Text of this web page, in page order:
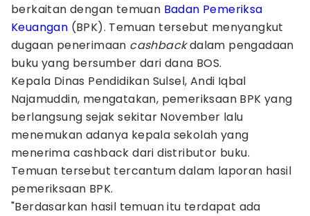
berkaitan dengan temuan Badan Pemeriksa
Keuangan (BPK). Temuan tersebut menyangkut
dugaan penerimaan cashbackdalam pengadaan
buku yang bersumber dari dana BOS.
Kepala Dinas Pendidikan Sulsel, Andi Iqbal
Najamuddin, mengatakan, pemeriksaan BPK yang
berlangsung sejak sekitar November lalu
menemukan adanya kepala sekolah yang
menerima cashback dari distributor buku.
Temuan tersebut tercantum dalam laporan hasil
pemeriksaan BPK.
"Berdasarkan hasil temuan itu terdapat ada